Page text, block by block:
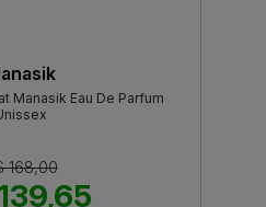
Manasik Eau De Parfum
168,00